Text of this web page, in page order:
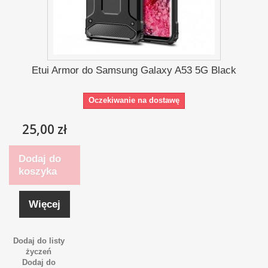
Etui Armor do Samsung Galaxy A53 5G Black
Oczekiwanie na dostawę
25,00 zł
Dodaj do
koszyka
Więcej
Dodaj do listy
życzeń
Dodaj do